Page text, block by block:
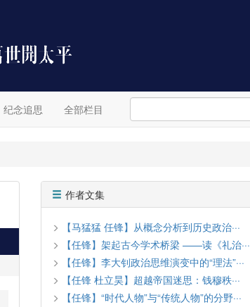
纪念追思 全部栏目
作者文集
【马猛猛 任锋】从概念分析到历史政治···
【任锋】架起古今学术桥梁 ——读《礼治···
【任锋】李大钊政治思维演变中的“理法”···
【任锋 杜立昊】超越帝国迷思：钱穆秩···
【任锋】“时代人物”与“传统人物”的分野···